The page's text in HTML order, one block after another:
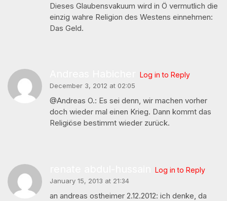
Dieses Glaubensvakuum wird in Ö vermutlich die
einzig wahre Religion des Westens einnehmen:
Das Geld.
Log in to Reply
December 3, 2012 at 02:05
@Andreas O.: Es sei denn, wir machen vorher
doch wieder mal einen Krieg. Dann kommt das
Religiöse bestimmt wieder zurück.
Log in to Reply
January 15, 2013 at 21:34
an andreas ostheimer 2.12.2012: ich denke, da